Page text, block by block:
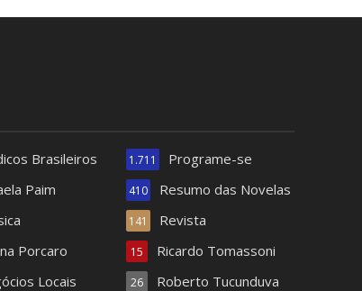
Brasileiros
Paim
Porcaro
Locais
Programe-se
1.711
Resumo das Novelas
410
Revista
141
Ricardo Tomassoni
15
Roberto Tucunduva
26